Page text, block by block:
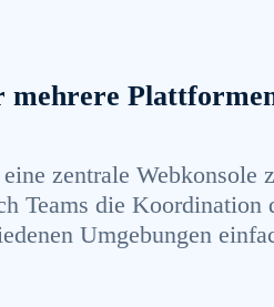
mehrere
zentrale Webkonsole
Teams die Koordination
Umgebungen